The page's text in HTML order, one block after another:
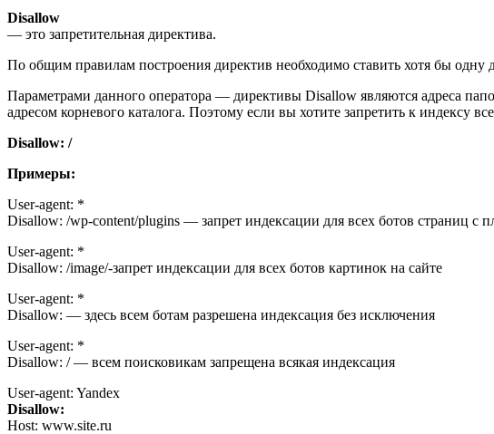
Disallow
— это запретительная директива.
По общим правилам построения директив необходимо ставить хотя бы одну
Параметрами данного оператора — директивы Disallow являются адреса
адресом корневого каталога. Поэтому если вы хотите запретить к индексу
Disallow: /
Примеры:
User-agent: *
Disallow: /wp-content/plugins — запрет индексации для всех ботов страниц с
User-agent: *
Disallow: /image/-запрет индексации для всех ботов картинок на сайте
User-agent: *
Disallow: — здесь всем ботам разрешена индексация без исключения
User-agent: *
Disallow: / — всем поисковикам запрещена всякая индексация
User-agent: Yandex
Disallow:
Host: www.site.ru